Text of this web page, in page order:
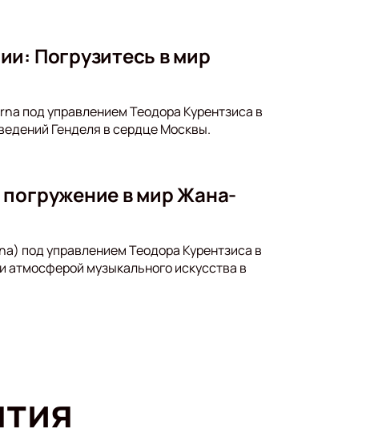
Погрузитесь в мир
под управлением Теодора Курентзиса в
Генделя в сердце Москвы.
в мир Жана-
под управлением Теодора Курентзиса в
музыкального искусства в